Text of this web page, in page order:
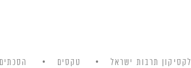
לקסיקון תרבות ישראל טקסים הסכתים